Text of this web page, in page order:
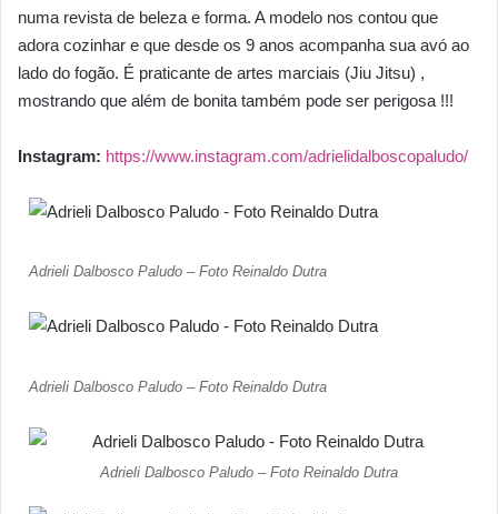
numa revista de beleza e forma. A modelo nos contou que
adora cozinhar e que desde os 9 anos acompanha sua avó ao
lado do fogão. É praticante de artes marciais (Jiu Jitsu) ,
mostrando que além de bonita também pode ser perigosa !!!
Instagram: https://www.instagram.com/adrielidalboscopaludo/
Adrieli Dalbosco Paludo – Foto Reinaldo Dutra
Adrieli Dalbosco Paludo – Foto Reinaldo Dutra
Adrieli Dalbosco Paludo – Foto Reinaldo Dutra